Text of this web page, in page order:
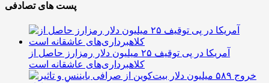
پست های تصادفی
آمریکا در پی توقیف ۲۵ میلیون دلار رمزارز حاصل از
کلاهبرداری‌های عاشقانه است